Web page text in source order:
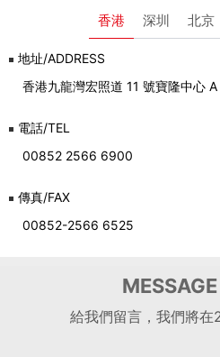
香港 深圳 北京
地址/ADDRESS
香港九龍灣宏照道 11 號寶隆中心
電話/TEL
00852 2566 6900
傳真/FAX
00852-2566 6525
給我們留言，我們將在